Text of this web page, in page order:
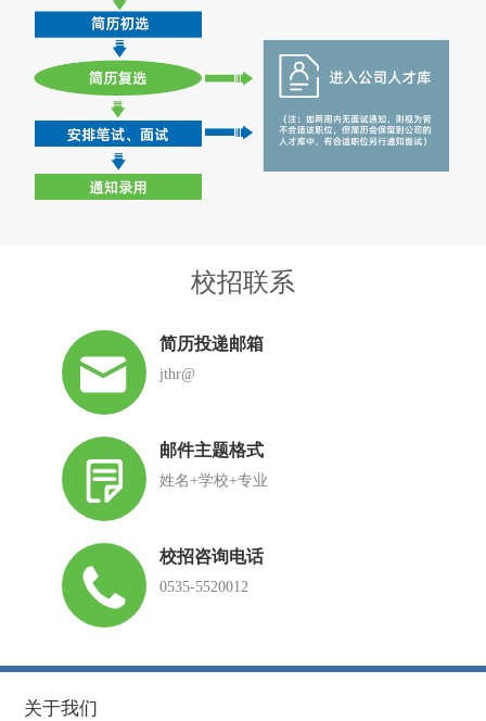
校招联系
简历投递邮箱
jthr@
邮件主题格式
姓名+学校+专业
校招咨询电话
0535-5520012
关于我们